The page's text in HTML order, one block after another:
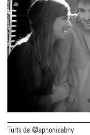
Tuits de @aphonicabny